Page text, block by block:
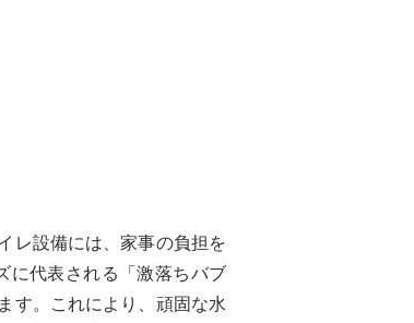
レ設備には、家事の負担を
に代表される「激落ちバブ
す。これにより、頑固な水